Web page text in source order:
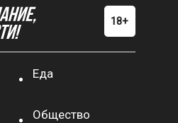
Еда
Общество